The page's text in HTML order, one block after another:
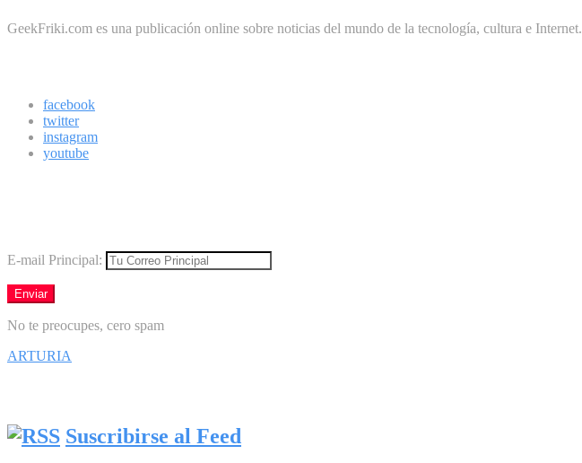
GeekFriki.com es una publicación online sobre noticias del mundo de la tecnología, cultura e Internet.
facebook
twitter
instagram
youtube
E-mail Principal:
No te preocupes, cero spam
ARTURIA
Suscribirse al Feed